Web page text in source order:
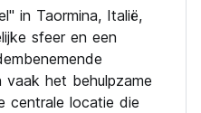
in Taormina, Italië,
sfeer en een
vaak het behulpzame
centrale locatie die